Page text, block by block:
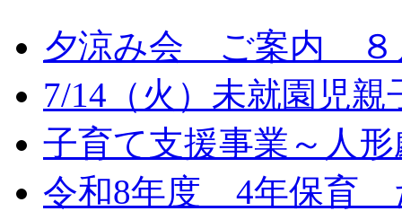
夕涼み会 ご案内 ８
7/14（火）未就園児
子育て支援事業～人
令和8年度 4年保育